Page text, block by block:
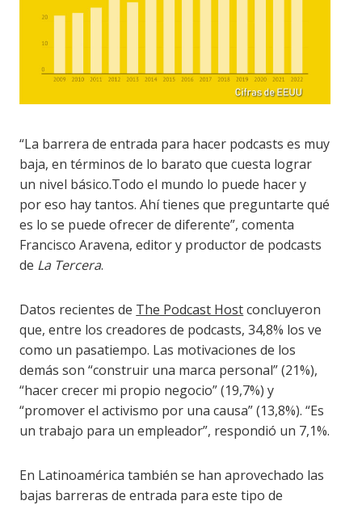
“La barrera de entrada para hacer podcasts es muy
baja, en términos de lo barato que cuesta lograr
un nivel básico.Todo el mundo lo puede hacer y
por eso hay tantos. Ahí tienes que preguntarte qué
es lo se puede ofrecer de diferente”, comenta
Francisco Aravena, editor y productor de podcasts
de La Tercera.
Datos recientes de The Podcast Hostconcluyeron
que, entre los creadores de podcasts, 34,8% los ve
como un pasatiempo. Las motivaciones de los
demás son “construir una marca personal” (21%),
“hacer crecer mi propio negocio” (19,7%) y
“promover el activismo por una causa” (13,8%). “Es
un trabajo para un empleador”, respondió un 7,1%.
En Latinoamérica también se han aprovechado las
bajas barreras de entrada para este tipo de